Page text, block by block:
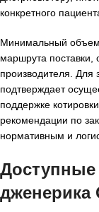
конкретного
Минимальный объем
маршрута
производителя. Для
подтверждает
поддержке
рекомендации по
нормативным и
Доступные
дженерика